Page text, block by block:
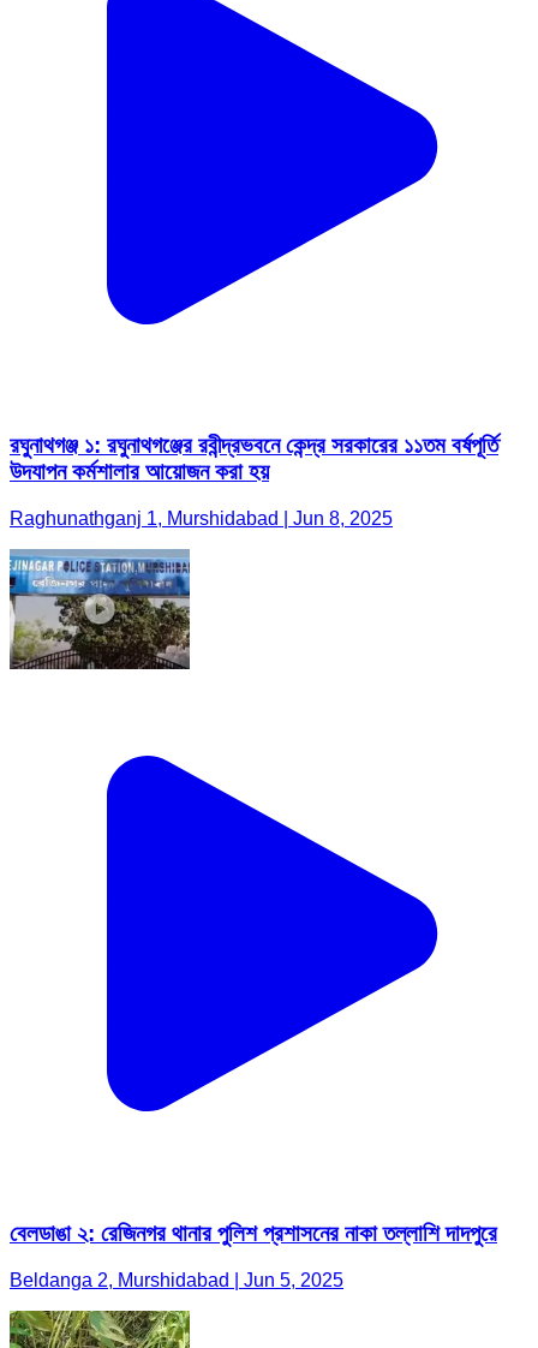
রঘুনাথগঞ্জ ১: রঘুনাথগঞ্জের রবীন্দ্রভবনে কেন্দ্র সরকারের ১১তম বর্ষপূর্তি
উদযাপন কর্মশালার আয়োজন করা হয়
Raghunathganj 1, Murshidabad | Jun 8, 2025
বেলডাঙা ২: রেজিনগর থানার পুলিশ প্রশাসনের নাকা তল্লাশি দাদপুরে
Beldanga 2, Murshidabad | Jun 5, 2025